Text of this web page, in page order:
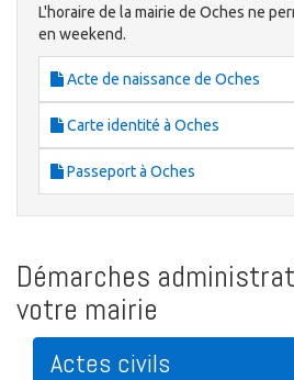
L'horaire de la mairie de Oches ne
en weekend.
Acte de naissance de Oches
Carte identité à Oches
Passeport à Oches
Démarches
votre mairie
Actes civils